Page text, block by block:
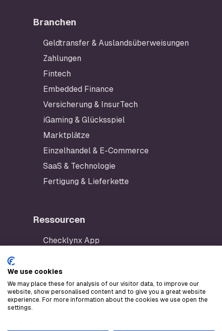
Branchen
Geldtransfer & Auslandsüberweisungen
Zahlungen
Fintech
Embedded Finance
Versicherung & InsurTech
iGaming & Glücksspiel
Marktplätze
Einzelhandel & E-Commerce
SaaS & Technologie
Fertigung & Lieferkette
Ressourcen
Checklynx App
AWS Marketplace
Stripe Marketplace
LLM text
We use cookies
We may place these for analysis of our visitor data, to improve our
website, show personalised content and to give you a great website
experience. For more information about the cookies we use open the
settings.